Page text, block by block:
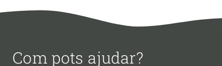
Com pots ajudar?